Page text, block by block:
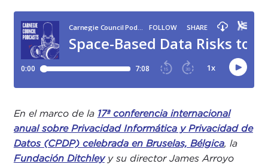
En el marco de la 17ª conferencia internacional
anual sobre Privacidad Informática y Privacidad de
Datos (CPDP) celebrada en Bruselas, Bélgica, la
Fundación Ditchleyy su director James Arroyo